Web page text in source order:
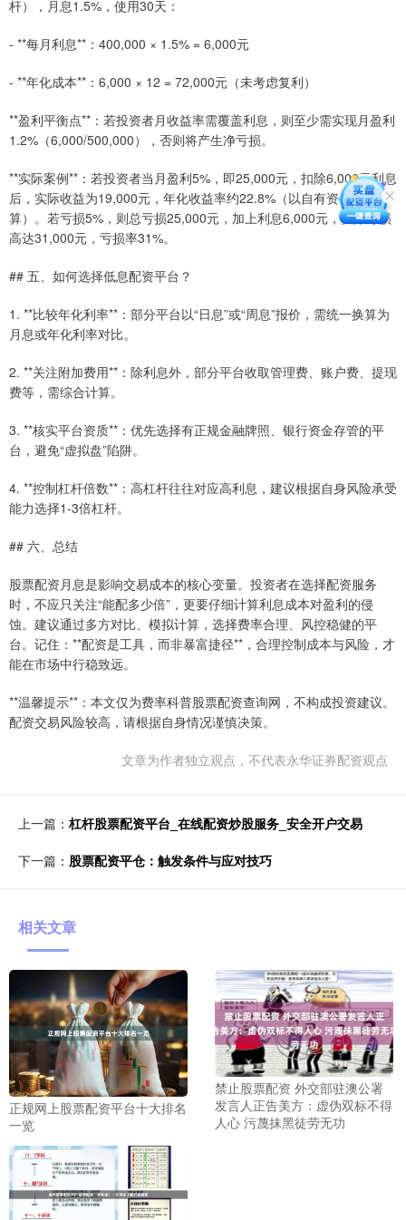
杆），月息1.5%，使用30天：
- **每月利息**：400,000 × 1.5% = 6,000元
- **年化成本**：6,000 × 12 = 72,000元（未考虑复利）
**盈利平衡点**：若投资者月收益率需覆盖利息，则至少需实现月盈利
1.2%（6,000/500,000），否则将产生净亏损。
**实际案例**：若投资者当月盈利5%，即25,000元，扣除6,000元利息
后，实际收益为19,000元，年化收益率约22.8%（以自有资金10万计
算）。若亏损5%，则总亏损25,000元，加上利息6,000元，实际亏损
高达31,000元，亏损率31%。
## 五、如何选择低息配资平台？
1. **比较年化利率**：部分平台以“日息”或“周息”报价，需统一换算为
月息或年化利率对比。
2. **关注附加费用**：除利息外，部分平台收取管理费、账户费、提现
费等，需综合计算。
3. **核实平台资质**：优先选择有正规金融牌照、银行资金存管的平
台，避免“虚拟盘”陷阱。
4. **控制杠杆倍数**：高杠杆往往对应高利息，建议根据自身风险承受
能力选择1-3倍杠杆。
## 六、总结
股票配资月息是影响交易成本的核心变量。投资者在选择配资服务
时，不应只关注“能配多少倍”，更要仔细计算利息成本对盈利的侵
蚀。建议通过多方对比、模拟计算，选择费率合理、风控稳健的平
台。记住：**配资是工具，而非暴富捷径**，合理控制成本与风险，才
能在市场中行稳致远。
**温馨提示**：本文仅为费率科普股票配资查询网，不构成投资建议。
配资交易风险较高，请根据自身情况谨慎决策。
文章为作者独立观点，不代表永华证券配资观点
上一篇： 杠杆股票配资平台_在线配资炒股服务_安全开户交易
下一篇： 股票配资平仓：触发条件与应对技巧
相关文章
正规网上股票配资平台十大排名
一览
禁止股票配资 外交部驻澳公署
发言人正告美方：虚伪双标不得
人心 污蔑抹黑徒劳无功